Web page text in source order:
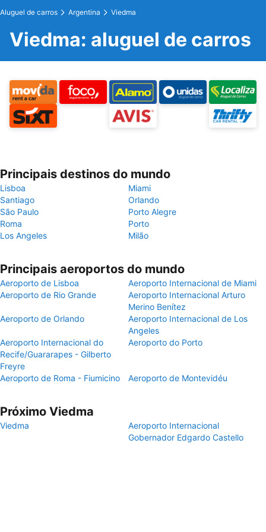
Aluguel de carros Argentina Viedma
Viedma: aluguel de carros
Principais destinos do mundo
Lisboa
Miami
Santiago
Orlando
São Paulo
Porto Alegre
Roma
Porto
Los Angeles
Milão
Principais aeroportos do mundo
Aeroporto de Lisboa
Aeroporto Internacional de Miami
Aeroporto de Rio Grande
Aeroporto Internacional Arturo
Merino Benítez
Aeroporto de Orlando
Aeroporto Internacional de Los
Angeles
Aeroporto Internacional do
Recife/Guararapes - Gilberto
Freyre
Aeroporto do Porto
Aeroporto de Roma - Fiumicino Aeroporto de Montevidéu
Próximo Viedma
Viedma
Aeroporto Internacional
Gobernador Edgardo Castello